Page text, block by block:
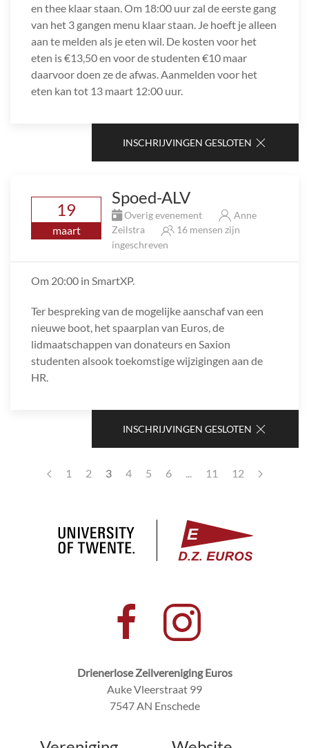
en thee klaar staan. Om 18:00 uur zal de eerste gang
van het 3 gangen menu klaar staan. Je hoeft je alleen
aan te melden als je eten wil. De kosten voor het
eten is €13,50 en voor de studenten €10 maar
daarvoor doen ze de afwas. Aanmelden voor het
eten kan tot 13 maart 12:00 uur.
INSCHRIJVINGEN GESLOTEN
19
maart
Spoed-ALV
Overig evenement
Anne
Zeilstra
16 mensen zijn
ingeschreven
Om 20:00 in SmartXP.
Ter bespreking van de mogelijke aanschaf van een
nieuwe boot, het spaarplan van Euros, de
lidmaatschappen van donateurs en Saxion
studenten alsook toekomstige wijzigingen aan de
HR.
INSCHRIJVINGEN GESLOTEN
1 2 3 4 5 6 ... 11 12
Drienerlose Zeilvereniging Euros
Auke Vleerstraat 99
7547 AN Enschede